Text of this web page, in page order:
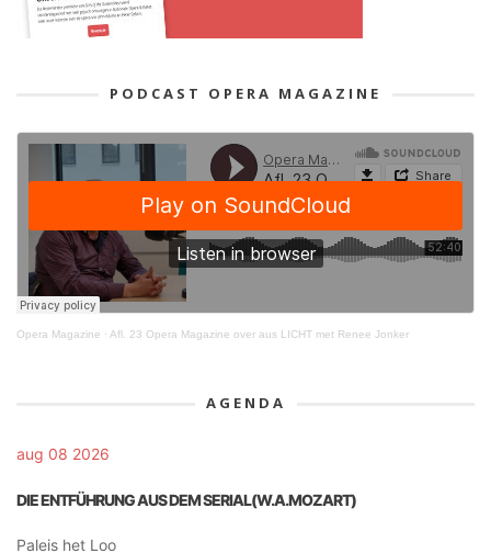
PODCAST OPERA MAGAZINE
Opera Magazine · Afl. 23 Opera Magazine over aus LICHT met Renee Jonker
AGENDA
aug 08 2026
DIE ENTFÜHRUNG AUS DEM SERIAL(W.A.MOZART)
Paleis het Loo